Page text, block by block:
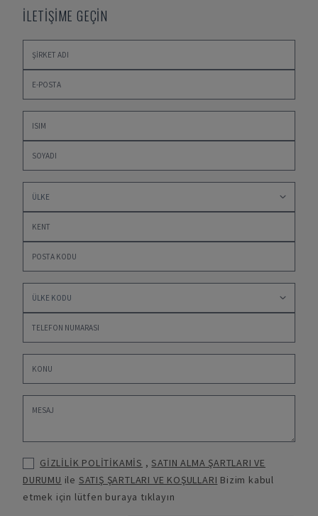
İLETİŞİME GEÇİN
GİZLİLİK POLİTİKAMİS ,SATIN ALMA ŞARTLARI VE
DURUMU ile SATIŞ ŞARTLARI VE KOŞULLARI Bizim kabul
etmek için lütfen buraya tıklayın